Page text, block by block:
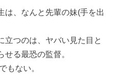
は、なんと先輩の妹(手を出
立つのは、ヤバい見た目と
る最恐の監督。
もない。